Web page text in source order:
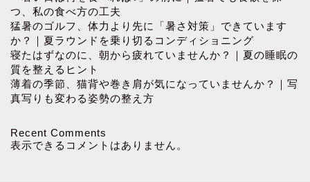
つ、私の食べ方の工夫
猛暑のゴルフ、体力より先に「暑さ対策」できています
か？｜夏ラウンドを乗り切るコンディショニング
寝たはずなのに、朝から疲れていませんか？｜夏の睡眠の
質を整えるヒント
薄着の季節、猫背や巻き肩が気になっていませんか？｜写
真写りも変わる姿勢の整え方
Recent Comments
表示できるコメントはありません。